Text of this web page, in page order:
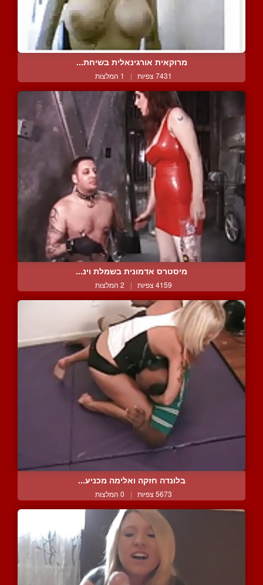
מרוקאית אורגינאלית בשיחת...
7431 צפיות | 1 המלצות
מיסטרס אדמונית בשמלת וינ...
4159 צפיות | 2 המלצות
בלונדה חזקה ואלימה מכניע...
5673 צפיות | 0 המלצות